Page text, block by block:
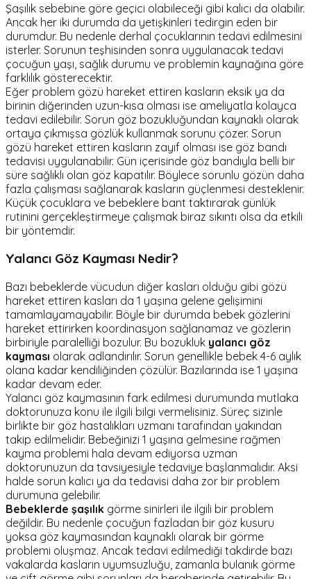
Şaşılık sebebine göre geçici olabileceği gibi kalıcı da olabilir.
Ancak her iki durumda da yetişkinleri tedirgin eden bir
durumdur. Bu nedenle derhal çocuklarının tedavi edilmesini
isterler. Sorunun teşhisinden sonra uygulanacak tedavi
çocuğun yaşı, sağlık durumu ve problemin kaynağına göre
farklılık gösterecektir.
Eğer problem gözü hareket ettiren kasların eksik ya da
birinin diğerinden uzun-kısa olması ise ameliyatla kolayca
tedavi edilebilir. Sorun göz bozukluğundan kaynaklı olarak
ortaya çıkmışsa gözlük kullanmak sorunu çözer. Sorun
gözü hareket ettiren kasların zayıf olması ise göz bandı
tedavisi uygulanabilir. Gün içerisinde göz bandıyla belli bir
süre sağlıklı olan göz kapatılır. Böylece sorunlu gözün daha
fazla çalışması sağlanarak kasların güçlenmesi desteklenir.
Küçük çocuklara ve bebeklere bant taktırarak günlük
rutinini gerçekleştirmeye çalışmak biraz sıkıntı olsa da etkili
bir yöntemdir.
Yalancı Göz Kayması Nedir?
Bazı bebeklerde vücudun diğer kasları olduğu gibi gözü
hareket ettiren kasları da 1 yaşına gelene gelişimini
tamamlayamayabilir. Böyle bir durumda bebek gözlerini
hareket ettirirken koordinasyon sağlanamaz ve gözlerin
birbiriyle paralelliği bozulur. Bu bozukluk yalancı göz
kayması olarak adlandırılır. Sorun genellikle bebek 4-6 aylık
olana kadar kendiliğinden çözülür. Bazılarında ise 1 yaşına
kadar devam eder.
Yalancı göz kaymasının fark edilmesi durumunda mutlaka
doktorunuza konu ile ilgili bilgi vermelisiniz. Süreç sizinle
birlikte bir göz hastalıkları uzmanı tarafından yakından
takip edilmelidir. Bebeğinizi 1 yaşına gelmesine rağmen
kayma problemi hala devam ediyorsa uzman
doktorunuzun da tavsiyesiyle tedaviye başlanmalıdır. Aksi
halde sorun kalıcı ya da tedavisi daha zor bir problem
durumuna gelebilir.
Bebeklerde şaşılık görme sinirleri ile ilgili bir problem
değildir. Bu nedenle çocuğun fazladan bir göz kusuru
yoksa göz kaymasından kaynaklı olarak bir görme
problemi oluşmaz. Ancak tedavi edilmediği takdirde bazı
vakalarda kasların uyumsuzluğu, zamanla bulanık görme